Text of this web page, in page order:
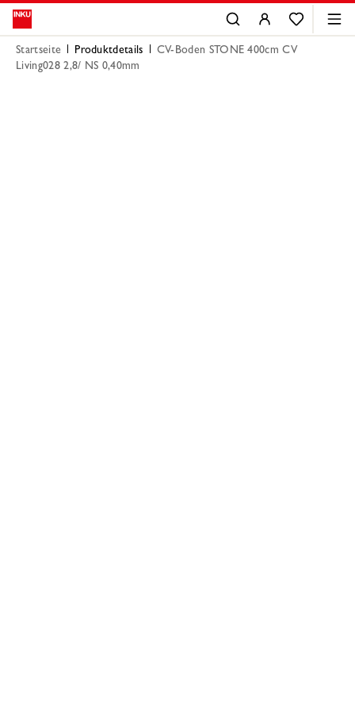
Startseite Produktdetails
CV-Boden STONE 400cm CV
Living028 2,8/ NS 0,40mm